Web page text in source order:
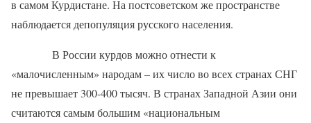
в самом Курдистане. На постсоветском же пространстве
наблюдается депопуляция русского населения.
В России курдов можно отнести к
«малочисленным» народам – их число во всех странах СНГ
не превышает 300-400 тысяч. В странах Западной Азии они
считаются самым большим «национальным